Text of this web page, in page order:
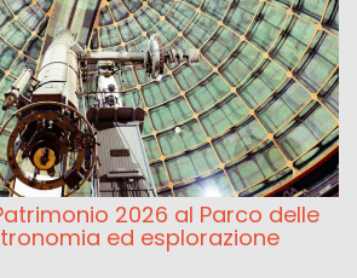
2026 al Parco delle
ed esplorazione